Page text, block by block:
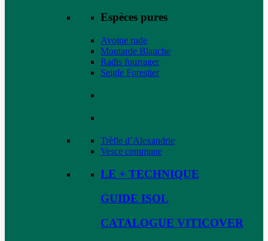
Espèces pures
Avoine rude
Moutarde Blanche
Radis fourrager
Seigle Forestier
Trèfle d’Alexandrie
Vesce commune
LE + TECHNIQUE
GUIDE ISOL
CATALOGUE VITICOVER